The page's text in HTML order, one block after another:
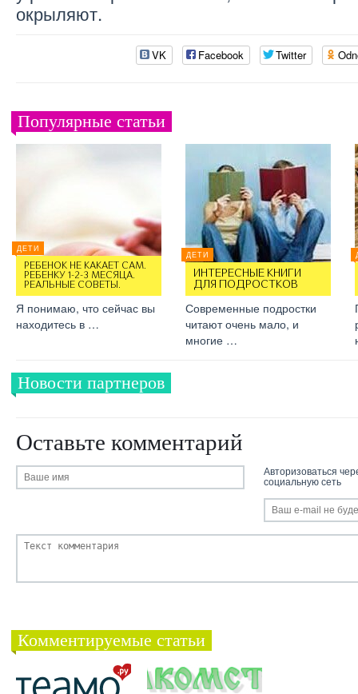
окрыляют.
VK Facebook Twitter
Популярные статьи
ДЕТИ
РЕБЕНОК НЕ КАКАЕТ САМ.
РЕБЕНКУ 1-2-3 МЕСЯЦА.
РЕАЛЬНЫЕ СОВЕТЫ.
Я понимаю, что сейчас вы
находитесь в …
ДЕТИ
ИНТЕРЕСНЫЕ КНИГИ
ДЛЯ ПОДРОСТКОВ
Современные подростки
читают очень мало, и
многие …
Новости партнеров
Оставьте комментарий
Авторизоваться
социальную сеть
Комментируемые статьи